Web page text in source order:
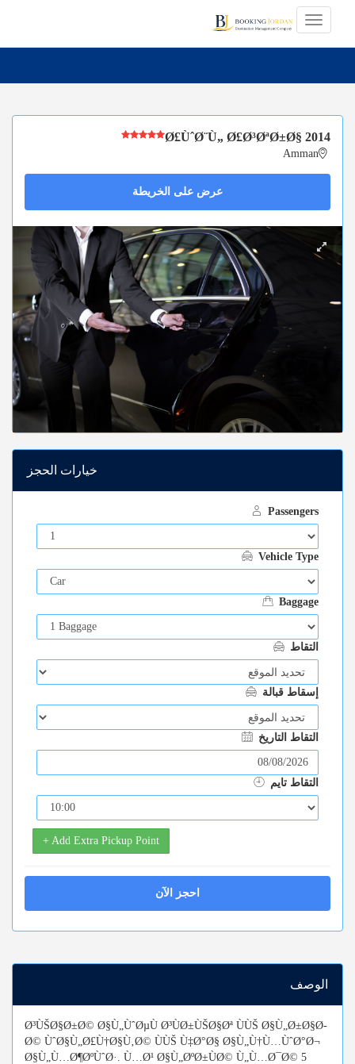
Ø£ÙˆØ¨Ù„ Ø£Ø³ØªØ±Ø§ 2014
Amman
عرض على الخريطة
خيارات الحجز
Passengers
Vehicle Type
Baggage
التقاط
إسقاط قبالة
التقاط التاريخ
التقاط تايم
+ Add Extra Pickup Point
احجز الآن
الوصف
Ø³ÙŠØ§Ø±Ø© Ø§Ù„ÙˆØµÙ Ø³ÙØ±ÙŠØ§Øª ÙÙŠ Ø§Ù„Ø±Ø§Ø­
Ø© ÙˆØ§Ù„Ø£Ù†Ø§Ù‚Ø© ÙÙŠ Ù‡Ø°Ø§ Ø§Ù„Ù†Ù…ÙˆØ°Ø¬
Ø§Ù„Ù…Ø¶ØºÙˆØ·. Ù…Ø¹ Ø§Ù„ØºØ±ÙØ© Ù„Ù…Ø¯Ø© 5